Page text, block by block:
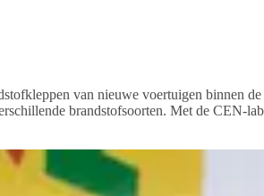
van nieuwe voertuigen binnen
brandstofsoorten. Met de CEN-